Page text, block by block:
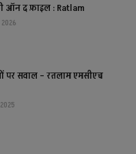
ऑन द फ़ाइल : Ratlam
2026
पर सवाल – रतलाम एमसीएच